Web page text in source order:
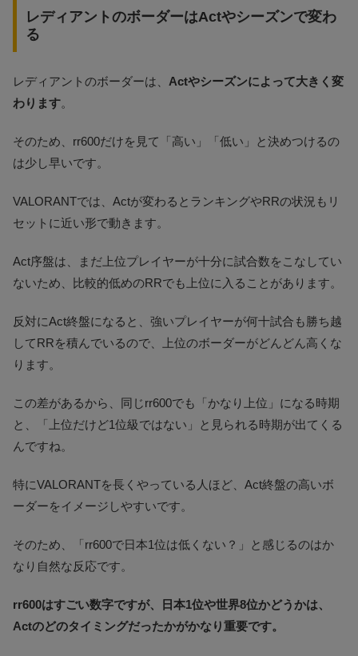
レディアントのボーダーはActやシーズンで変わ
る
レディアントのボーダーは、 Actやシーズンによって大きく変
わります。
そのため、rr600だけを見て「高い」「低い」と決めつけるの
は少し早いです。
VALORANTでは、Actが変わるとランキングやRRの状況もリ
セットに近い形で動きます。
Act序盤は、まだ上位プレイヤーが十分に試合数をこなしてい
ないため、比較的低めのRRでも上位に入ることがあります。
反対にAct終盤になると、強いプレイヤーが何十試合も勝ち越
してRRを積んでいるので、上位のボーダーがどんどん高くな
ります。
この差があるから、同じrr600でも「かなり上位」になる時期
と、「上位だけど1位級ではない」と見られる時期が出てくる
んですね。
特にVALORANTを長くやっている人ほど、Act終盤の高いボ
ーダーをイメージしやすいです。
そのため、「rr600で日本1位は低くない？」と感じるのはか
なり自然な反応です。
rr600はすごい数字ですが、日本1位や世界8位かどうかは、
Actのどのタイミングだったかがかなり重要です。